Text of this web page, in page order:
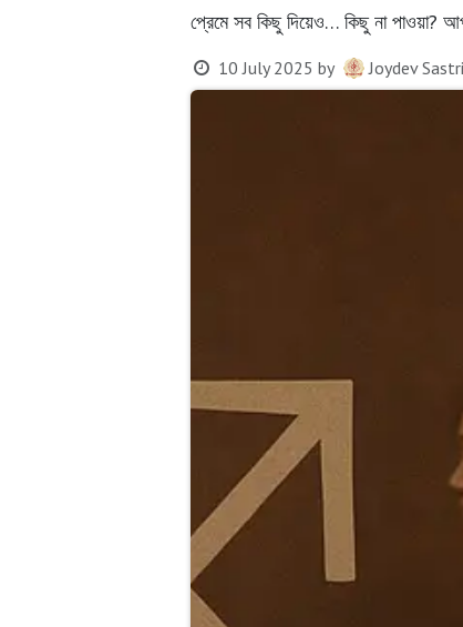
প্রেমে সব কিছু দিয়েও… কিছু না পাওয়া?
10 July 2025 by Joydev Sastri